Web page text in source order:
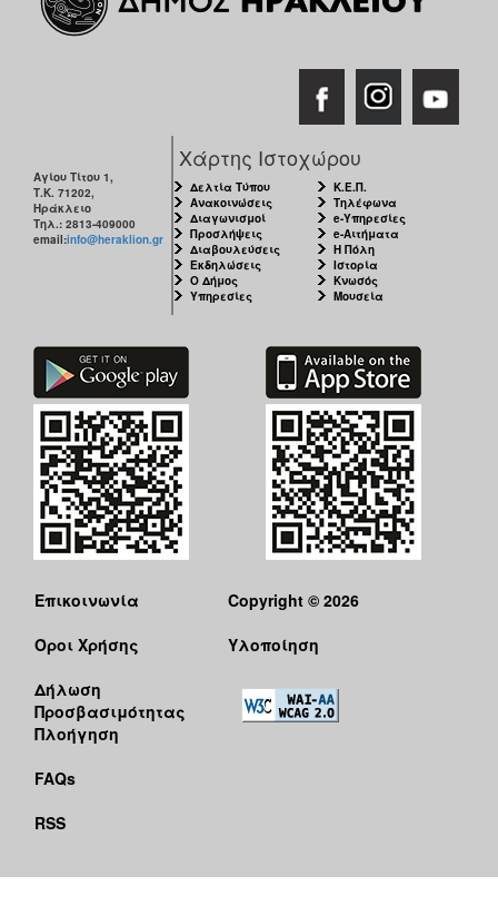
Αγίου Τίτου 1,
Τ.Κ. 71202,
Ηράκλειο
Τηλ.: 2813-409000
email:info@heraklion.gr
Χάρτης Ιστοχώρου
Δελτία Τύπου
Ανακοινώσεις
Διαγωνισμοί
Προσλήψεις
Διαβουλεύσεις
Εκδηλώσεις
Ο Δήμος
Υπηρεσίες
Κ.Ε.Π.
Τηλέφωνα
e-Υπηρεσίες
e-Αιτήματα
Η Πόλη
Ιστορία
Κνωσός
Μουσεία
Επικοινωνία
Όροι Χρήσης
Δήλωση
Προσβασιμότητας
Πλοήγηση
FAQs
RSS
Copyright © 2026
Υλοποίηση